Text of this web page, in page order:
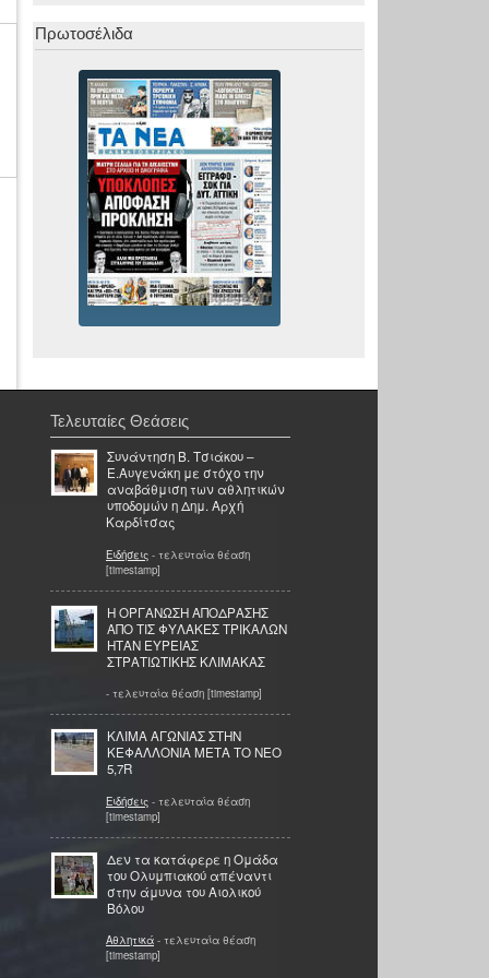
Πρωτοσέλιδα
Τελευταίες Θεάσεις
Συνάντηση Β. Τσιάκου –
Ε.Αυγενάκη με στόχο την
αναβάθμιση των αθλητικών
υποδομών η Δημ. Αρχή
Καρδίτσας
Ειδήσεις - τελευταία θέαση
[timestamp]
Η ΟΡΓΑΝΩΣΗ ΑΠΟΔΡΑΣΗΣ
ΑΠΟ ΤΙΣ ΦΥΛΑΚΕΣ ΤΡΙΚΑΛΩΝ
ΗΤΑΝ ΕΥΡΕΙΑΣ
ΣΤΡΑΤΙΩΤΙΚΗΣ ΚΛΙΜΑΚΑΣ
- τελευταία θέαση [timestamp]
ΚΛΙΜΑ ΑΓΩΝΙΑΣ ΣΤΗΝ
ΚΕΦΑΛΛΟΝΙΑ ΜΕΤΑ ΤΟ ΝΕΟ
5,7R
Ειδήσεις - τελευταία θέαση
[timestamp]
Δεν τα κατάφερε η Ομάδα
του Ολυμπιακού απέναντι
στην άμυνα του Αιολικού
Βόλου
Αθλητικά - τελευταία θέαση
[timestamp]